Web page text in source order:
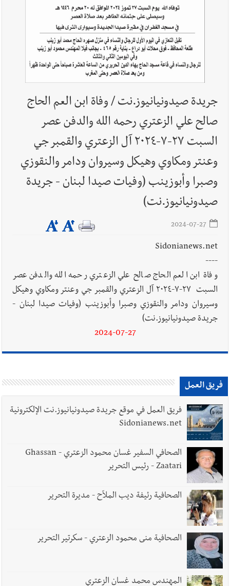
أخبار لبنان الخلاف يتخطّى الانسحاب إلى البنية التحتية... إليكم
ما كشفه مصدرٌ ديبلوماسيّ مطّلع
أخبار لبنان
بالصور : كيماويات معملَي الجية والزوق للكهرباء: إلى
مرج بسري در
أخبار لبنان الظروف تدفع إلى الحرب لا التفاوض
قراءات ومستجدات ومواقف في لبنان والمنطقة -
جولة المفاوضات الثامنة؟ | موفد أميركي مهمّ إلى بيروت ؟ |
إسرائيل توسّع حربها على لبنان بالحرائق والتفجيرات؟
العالم العربي إسرائيل أمام ضغوط أميركية لإنهاء القتال على
الجبهات الثلاث
جريدة صيدونيانيوز.نت / وفاة ابن العم الحاج
صالح علي الزعتري رحمه الله والدفن عصر
السبت ٢٧-٧-٢٠٢٤ آل الزعتري والقمبر جي
وعنتر ومكاوي وهيكل وسيروان ودامر والنقوزي
وصبرا وأبوزينب (وفيات صيدا لبنان - جريدة
صيدونيانيوز.نت)
2024-07-27
Sidonianews.net
----
وفاة ابن العم الحاج صالح علي الزعتري رحمه الله والدفن عصر
السبت ٢٧-٧-٢٠٢٤ آل الزعتري والقمبر جي وعنتر ومكاوي وهيكل
وسيروان ودامر والنقوزي وصبرا وأبوزينب (وفيات صيدا لبنان -
جريدة صيدونيانيوز.نت)
2024-07-27
فريق العمل
فريق العمل في موقع جريدة صيدونيانيوز.نت الإلكترونية
Sidonianews.net
الصحافي السفير غسان محمود الزعتري - Ghassan
Zaatari - رئيس التحرير
الصحافية رئيفة ديب الملاّح - مديرة التحرير
الصحافية منى محمود الزعتري - سكرتير التحرير
المهندس محمد غسان الزعتري